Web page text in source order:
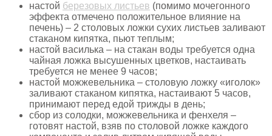
настой березовых листьев (помимо мочегонного
эффекта отмечено положительное влияние на
печень) – 2 столовых ложки сухих листьев заливают
стаканом кипятка, пьют теплым;
настой василька – на стакан воды требуется одна
чайная ложка высушенных цветков, настаивать
требуется не менее 9 часов;
настой можжевельника – столовую ложку «иголок»
заливают стаканом кипятка, настаивают 5 часов,
принимают перед едой трижды в день;
сбор из солодки, можжевельника и фенхеля –
готовят настой, взяв по столовой ложке каждого